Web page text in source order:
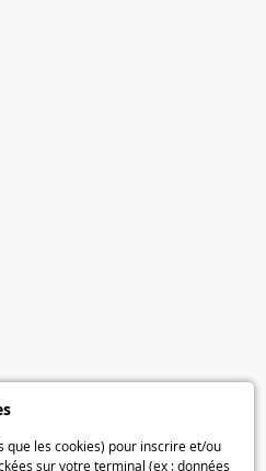
que les cookies) pour inscrire et/ou
sur votre terminal (ex : données